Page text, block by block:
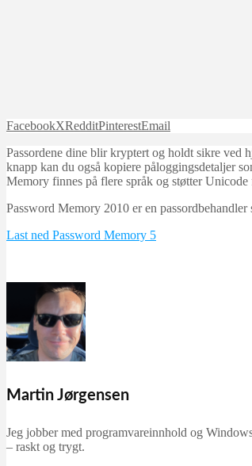
FacebookXRedditPinterestEmail
Passordene dine blir kryptert og holdt sikre ved
knapp kan du også kopiere påloggingsdetaljer
Memory finnes på flere språk og støtter
Password Memory 2010 er en
Last ned Password Memory 5
Martin Jørgensen
Jeg jobber med programvareinnhold og
– raskt og trygt.